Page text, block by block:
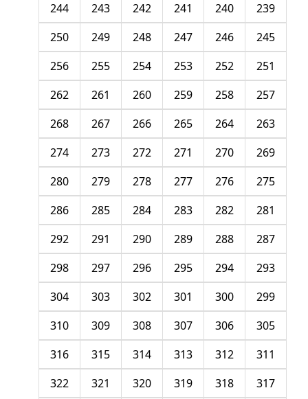
239
240
241
242
243
244
245
246
247
248
249
250
251
252
253
254
255
256
257
258
259
260
261
262
263
264
265
266
267
268
269
270
271
272
273
274
275
276
277
278
279
280
281
282
283
284
285
286
287
288
289
290
291
292
293
294
295
296
297
298
299
300
301
302
303
304
305
306
307
308
309
310
311
312
313
314
315
316
317
318
319
320
321
322